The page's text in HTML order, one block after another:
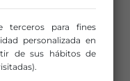
terceros para fines
personalizada en
de sus hábitos de